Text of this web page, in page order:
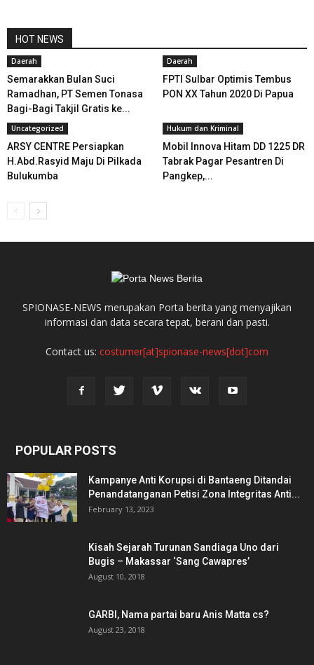
HOT NEWS
Daerah
Semarakkan Bulan Suci
Ramadhan, PT Semen Tonasa
Bagi-Bagi Takjil Gratis ke...
Daerah
FPTI Sulbar Optimis Tembus
PON XX Tahun 2020 Di Papua
Uncategorized
ARSY CENTRE Persiapkan
H.Abd.Rasyid Maju Di Pilkada
Bulukumba
Hukum dan Kriminal
Mobil Innova Hitam DD 1225 DR
Tabrak Pagar Pesantren Di
Pangkep,...
SPIONASE-NEWS merupakan Porta berita yang menyajikan
informasi dan data secara tepat, berani dan pasti.
Contact us: costumer[at]spionase-news[dot]com
POPULAR POSTS
Kampanye Anti Korupsi di Bantaeng Ditandai
Penandatanganan Petisi Zona Integritas Anti...
February 13, 2023
Kisah Sejarah Turunan Sandiaga Uno dari
Bugis – Makassar ‘Sang Cawapres’
August 10, 2018
GARBI, Nama partai baru Anis Matta cs?
August 23, 2018